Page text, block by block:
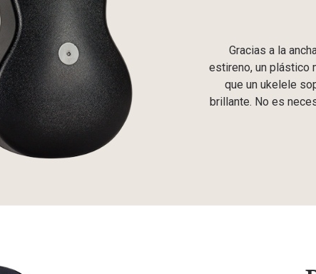
Gracias a la
estireno, un plástico
que un ukelele
brillante. No es